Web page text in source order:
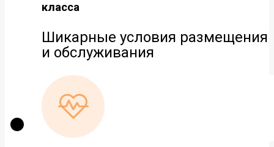
класса
Шикарные условия размещения
и обслуживания